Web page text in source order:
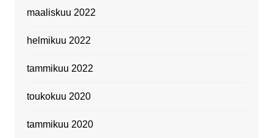
maaliskuu 2022
helmikuu 2022
tammikuu 2022
toukokuu 2020
tammikuu 2020